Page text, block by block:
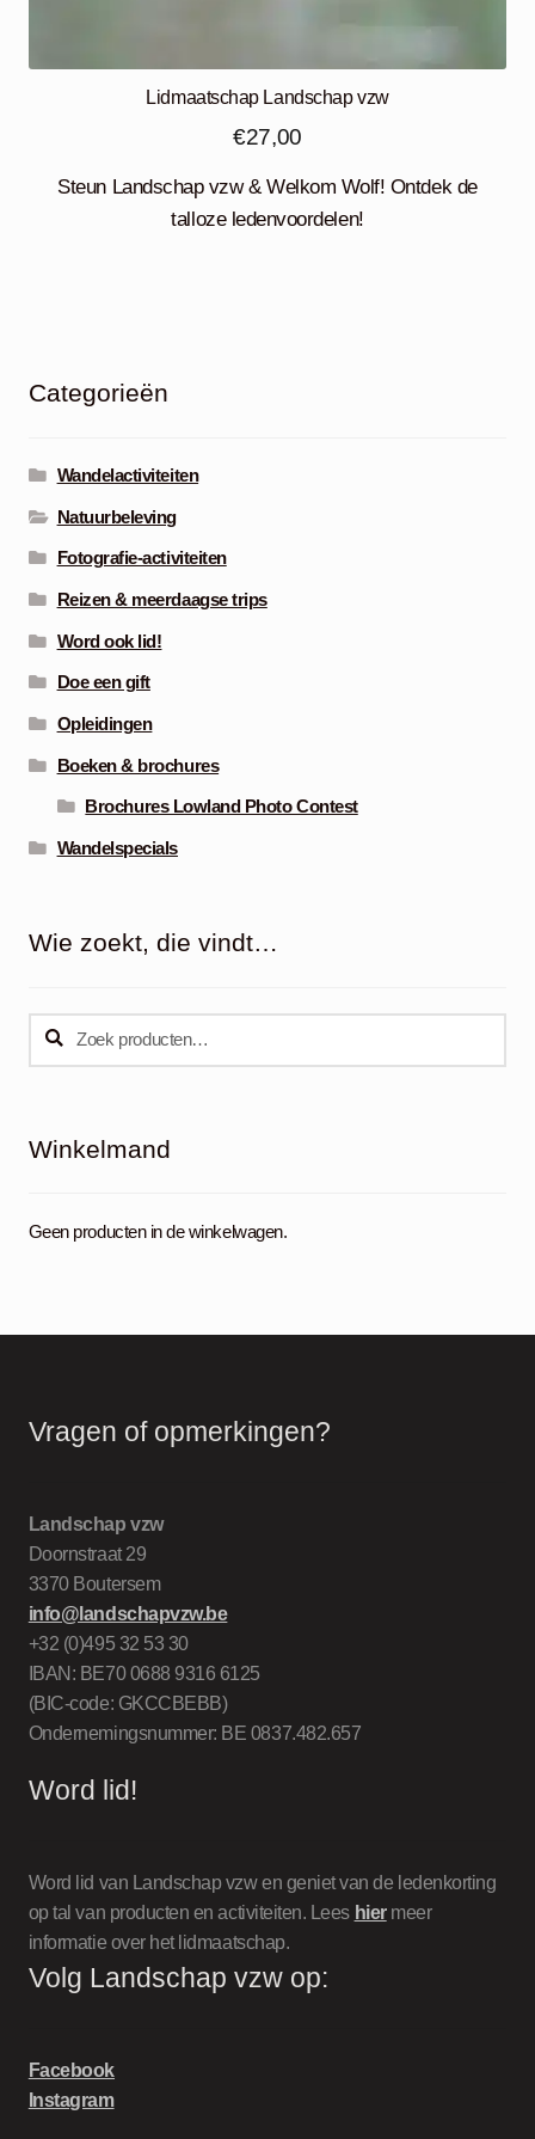
Lidmaatschap Landschap vzw
€27,00
Steun Landschap vzw & Welkom Wolf! Ontdek de
talloze ledenvoordelen!
Categorieën
Wandelactiviteiten
Natuurbeleving
Fotografie-activiteiten
Reizen & meerdaagse trips
Word ook lid!
Doe een gift
Opleidingen
Boeken & brochures
Brochures Lowland Photo Contest
Wandelspecials
Wie zoekt, die vindt…
Zoeken
naar:
Zoeken
Winkelmand
Geen producten in de winkelwagen.
Vragen of opmerkingen?
Landschap vzw
Doornstraat 29
3370 Boutersem
info@landschapvzw.be
+32 (0)495 32 53 30
IBAN: BE70 0688 9316 6125
(BIC-code: GKCCBEBB)
Ondernemingsnummer: BE 0837.482.657
Word lid!
Word lid van Landschap vzw en geniet van de ledenkorting
op tal van producten en activiteiten. Lees hiermeer
informatie over het lidmaatschap.
Volg Landschap vzw op:
Facebook
Instagram